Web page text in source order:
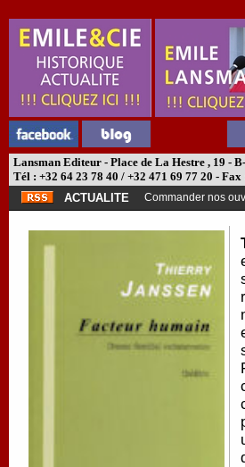
Lansman Editeur - Place de La Hestre , 19 -
Tél : +32 64 23 78 40 / +32 471 69 77 20 -
ACTUALITE
Commander nos